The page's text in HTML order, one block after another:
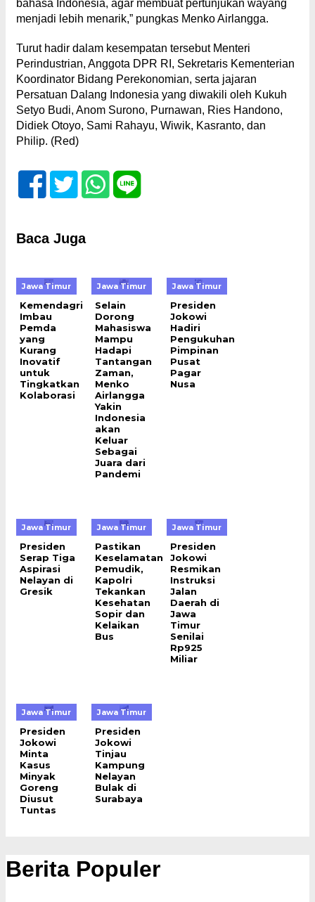
bahasa Indonesia, agar membuat pertunjukan wayang
menjadi lebih menarik,” pungkas Menko Airlangga.
Turut hadir dalam kesempatan tersebut Menteri
Perindustrian, Anggota DPR RI, Sekretaris Kementerian
Koordinator Bidang Perekonomian, serta jajaran
Persatuan Dalang Indonesia yang diwakili oleh Kukuh
Setyo Budi, Anom Surono, Purnawan, Ries Handono,
Didiek Otoyo, Sami Rahayu, Wiwik, Kasranto, dan
Philip. (Red)
Baca Juga
Jawa Timur
Kemendagri
Imbau
Pemda
yang
Kurang
Inovatif
untuk
Tingkatkan
Kolaborasi
Jawa Timur
Selain
Dorong
Mahasiswa
Mampu
Hadapi
Tantangan
Zaman,
Menko
Airlangga
Yakin
Indonesia
akan
Keluar
Sebagai
Juara dari
Pandemi
Jawa Timur
Presiden
Jokowi
Hadiri
Pengukuhan
Pimpinan
Pusat
Pagar
Nusa
Jawa Timur
Presiden
Serap Tiga
Aspirasi
Nelayan di
Gresik
Jawa Timur
Pastikan
Keselamatan
Pemudik,
Kapolri
Tekankan
Kesehatan
Sopir dan
Kelaikan
Bus
Jawa Timur
Presiden
Jokowi
Resmikan
Instruksi
Jalan
Daerah di
Jawa
Timur
Senilai
Rp925
Miliar
Jawa Timur
Presiden
Jokowi
Minta
Kasus
Minyak
Goreng
Diusut
Tuntas
Jawa Timur
Presiden
Jokowi
Tinjau
Kampung
Nelayan
Bulak di
Surabaya
Berita Populer